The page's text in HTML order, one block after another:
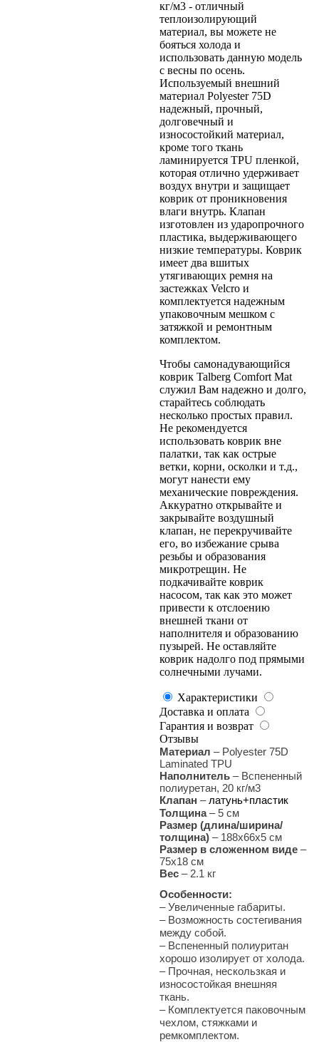
кг/м3 - отличный
теплоизолирующий
материал, вы можете не
бояться холода и
использовать данную модель
с весны по осень.
Используемый внешний
материал Polyester 75D
надежный, прочный,
долговечный и
износостойкий материал,
кроме того ткань
ламинируется TPU пленкой,
которая отлично удерживает
воздух внутри и защищает
коврик от проникновения
влаги внутрь. Клапан
изготовлен из ударопрочного
пластика, выдерживающего
низкие температуры. Коврик
имеет два вшитых
утягивающих ремня на
застежках Velcro и
комплектуется надежным
упаковочным мешком с
затяжкой и ремонтным
комплектом.
Чтобы самонадувающийся
коврик Talberg Comfort Mat
служил Вам надежно и долго,
старайтесь соблюдать
несколько простых правил.
Не рекомендуется
использовать коврик вне
палатки, так как острые
ветки, корни, осколки и т.д.,
могут нанести ему
механические повреждения.
Аккуратно открывайте и
закрывайте воздушный
клапан, не перекручивайте
его, во избежание срыва
резьбы и образования
микротрещин. Не
подкачивайте коврик
насосом, так как это может
привести к отслоению
внешней ткани от
наполнителя и образованию
пузырей. Не оставляйте
коврик надолго под прямыми
солнечными лучами.
Характеристики
Доставка и оплата
Гарантия и возврат
Отзывы
Материал – Polyester 75D
Laminated TPU
Наполнитель – Вспененный
полиуретан, 20 кг/м3
Клапан – латунь+пластик
Толщина– 5 см
Размер (длина/ширина/
толщина) – 188х66х5 см
Размер в сложенном виде –
75х18 см
Вес – 2.1 кг
Особенности:
– Увеличенные габариты.
– Возможность состегивания
между собой.
– Вспененный полиуритан
хорошо изолирует от холода.
– Прочная, нескользкая и
износостойкая внешняя
ткань.
– Комплектуется паковочным
чехлом, стяжками и
ремкомплектом.